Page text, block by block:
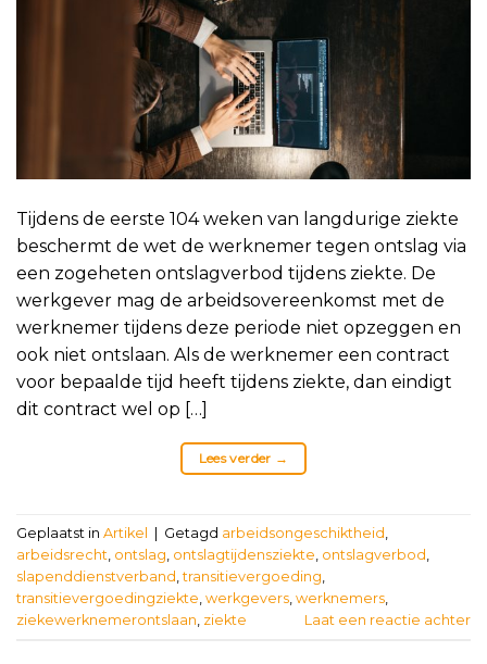
Tijdens de eerste 104 weken van langdurige ziekte
beschermt de wet de werknemer tegen ontslag via
een zogeheten ontslagverbod tijdens ziekte. De
werkgever mag de arbeidsovereenkomst met de
werknemer tijdens deze periode niet opzeggen en
ook niet ontslaan. Als de werknemer een contract
voor bepaalde tijd heeft tijdens ziekte, dan eindigt
dit contract wel op […]
Lees verder →
Geplaatst in Artikel | Getagd arbeidsongeschiktheid
arbeidsrecht ontslag ontslagtijdensziekte ontslagverbod
slapenddienstverband ,transitievergoeding
transitievergoedingziekte werkgevers werknemers
ziekewerknemerontslaan ziekte Laat een reactie achter